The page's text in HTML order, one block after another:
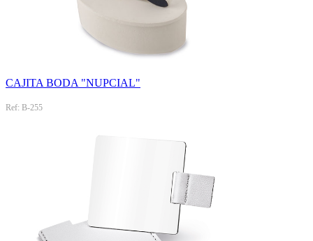
CAJITA BODA "NUPCIAL"
Ref: B-255